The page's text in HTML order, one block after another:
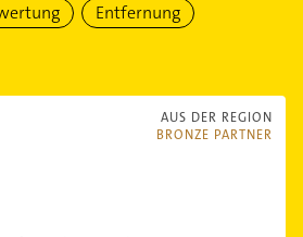
Entfernung
AUS DER REGION
BRONZE PARTNER